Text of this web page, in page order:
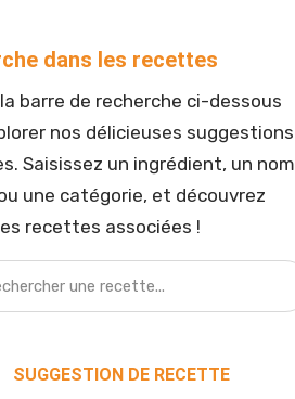
dans les recettes
barre de recherche ci-dessous
nos délicieuses suggestions
Saisissez un ingrédient, un nom
une catégorie, et découvrez
recettes associées !
SUGGESTION DE RECETTE